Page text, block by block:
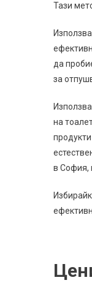
Тази
да
за
на
в София,